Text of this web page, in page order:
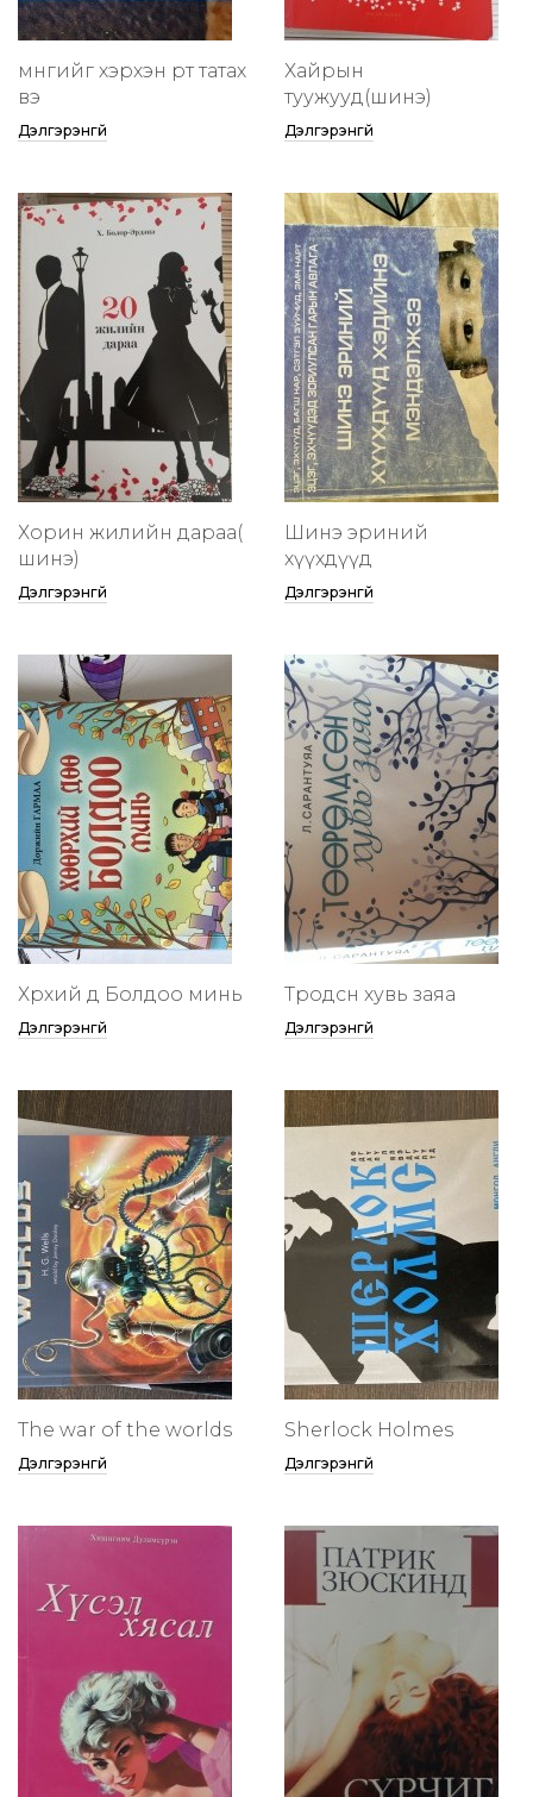
мөнгийг хэрхэн өөртөө татах
вэ
Дэлгэрэнгүй
Хайрын
туужууд(шинэ)
Дэлгэрэнгүй
Хорин жилийн дараа(
шинэ)
Дэлгэрэнгүй
Шинэ эриний
хүүхдүүд
Дэлгэрэнгүй
Хөөрхий дөө Болдоо минь
Дэлгэрэнгүй
Төөрөодсөн хувь заяа
Дэлгэрэнгүй
The war of the worlds
Дэлгэрэнгүй
Sherlock Holmes
Дэлгэрэнгүй